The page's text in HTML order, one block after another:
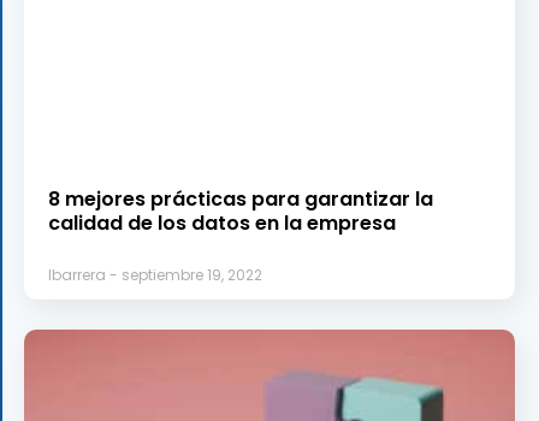
8 mejores prácticas para garantizar la
calidad de los datos en la empresa
lbarrera septiembre 19, 2022